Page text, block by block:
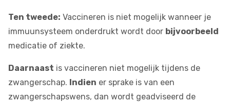
Ten tweede: Vaccineren is niet mogelijk wanneer je
immuunsysteem onderdrukt wordt door bijvoorbeeld
medicatie of ziekte.
Daarnaast is vaccineren niet mogelijk tijdens de
zwangerschap. Indien er sprake is van een
zwangerschapswens, dan wordt geadviseerd de